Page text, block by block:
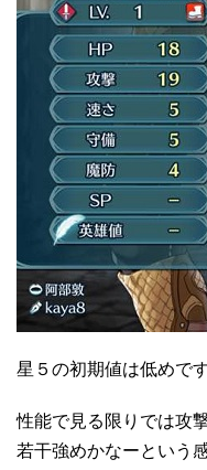
星５の初期値は低めです
性能で見る限りでは攻
若干強めかなーという